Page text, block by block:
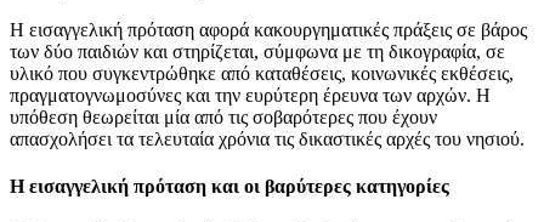
Η εισαγγελική πρόταση αφορά κακουργηματικές πράξεις σε βάρος
των δύο παιδιών και στηρίζεται, σύμφωνα με τη δικογραφία, σε
υλικό που συγκεντρώθηκε από καταθέσεις, κοινωνικές εκθέσεις,
πραγματογνωμοσύνες και την ευρύτερη έρευνα των αρχών. Η
υπόθεση θεωρείται μία από τις σοβαρότερες που έχουν
απασχολήσει τα τελευταία χρόνια τις δικαστικές αρχές του νησιού.
Η εισαγγελική πρόταση και οι βαρύτερες κατηγορίες